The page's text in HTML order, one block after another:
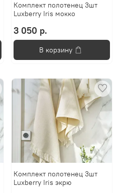
Комплект полотенец 3шт
Luxberry Iris мокко
3 050 р.
В корзину
Комплект полотенец 3шт
Luxberry Iris экрю